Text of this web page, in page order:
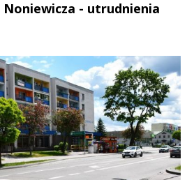
Noniewicza - utrudnienia